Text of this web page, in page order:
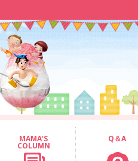
MAMA'S
COLUMN
Q＆A